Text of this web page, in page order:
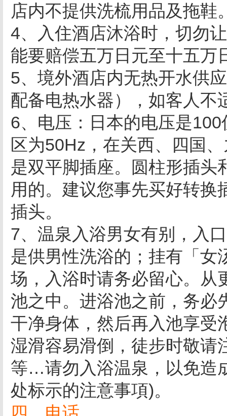
店内不提供洗梳用品及拖鞋
4、入住酒店沐浴时，切勿
能要赔偿五万日元至十五万
5、境外酒店内无热开水供
配备电热水器），如客人不
6、电压：日本的电压是
区为50Hz，在关西、四国
是双平脚插座。圆柱形插头
用的。建议您事先买好转换
插头。
7、温泉入浴男女有别，入
是供男性洗浴的；挂有「女
场，入浴时请务必留心。从
池之中。进浴池之前，务必
干净身体，然后再入池享受
湿滑容易滑倒，徒步时敬请
等…请勿入浴温泉，以免造
处标示的注意事項)。